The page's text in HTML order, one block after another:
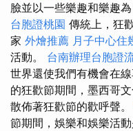
臉並以一些樂趣和樂趣
台胞證桃園 傳統上，狂
家 外燴推薦 月子中心住
活動。 台南辦理台胞證
世界還使我們有機會在
的狂歡節期間，墨西哥
散佈著狂歡節的歡呼聲。
節期間，娛樂和娛樂活